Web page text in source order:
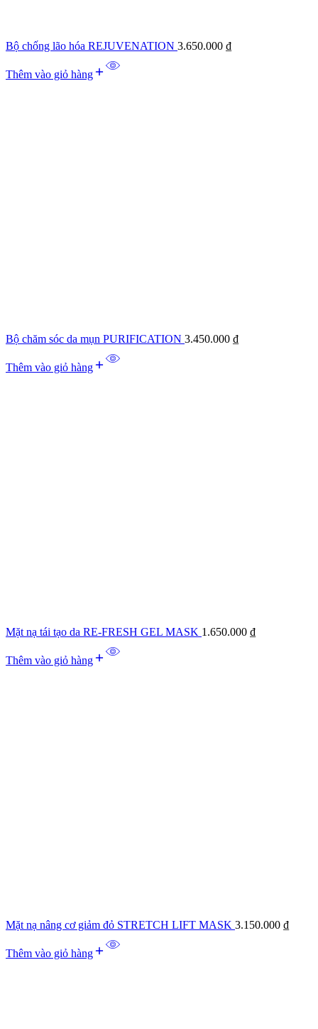
Bộ chống lão hóa REJUVENATION 3.650.000 ₫
Thêm vào giỏ hàng
Bộ chăm sóc da mụn PURIFICATION 3.450.000 ₫
Thêm vào giỏ hàng
Mặt nạ tái tạo da RE-FRESH GEL MASK 1.650.000 ₫
Thêm vào giỏ hàng
Mặt nạ nâng cơ giảm đỏ STRETCH LIFT MASK 3.150.000 ₫
Thêm vào giỏ hàng